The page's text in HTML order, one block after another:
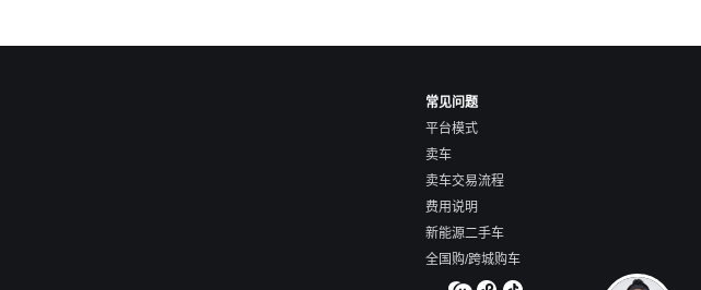
常见问题
平台模式
卖车
卖车交易流程
费用说明
新能源二手车
全国购/跨城购车